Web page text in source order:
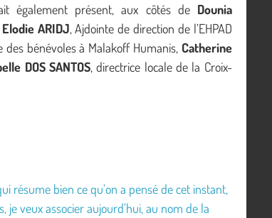
également présent, aux côtés de Dounia
Elodie ARIDJ, Ajdointe de direction de l’EHPAD
des bénévoles à Malakoff Humanis, Catherine
DOS SANTOS, directrice locale de la Croix-
résume bien ce qu’on a pensé de cet instant,
veux associer aujourd’hui, au nom de la